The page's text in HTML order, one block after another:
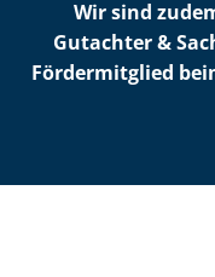
Wir sind
Gutachter &
Fördermitglied